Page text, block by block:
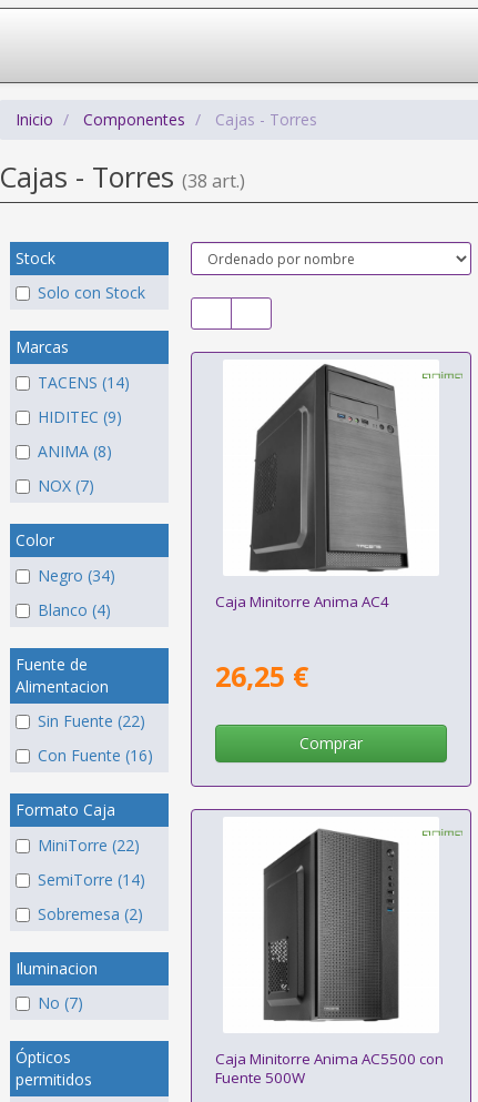
Inicio Componentes Cajas - Torres
Cajas - Torres (38 art.)
Stock
Solo con Stock
Marcas
TACENS (14)
HIDITEC (9)
ANIMA (8)
NOX (7)
Color
Negro (34)
Blanco (4)
Fuente de
Alimentacion
Sin Fuente (22)
Con Fuente (16)
Formato Caja
MiniTorre (22)
SemiTorre (14)
Sobremesa (2)
Iluminacion
No (7)
Ópticos
permitidos
Caja Minitorre Anima AC4
26,25 €
Comprar
Caja Minitorre Anima AC5500 con
Fuente 500W